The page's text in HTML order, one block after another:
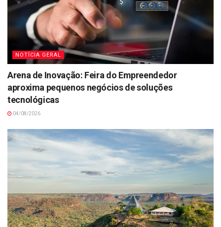
NOTÍCIA GERAL
Arena de Inovação: Feira do Empreendedor
aproxima pequenos negócios de soluções
tecnológicas
04/08/2026